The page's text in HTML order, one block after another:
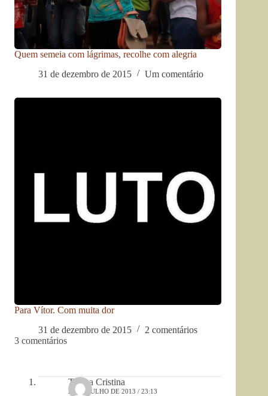
Quem semeia com lágrimas, recolhe com alegria
31 de dezembro de 2015
Um comentário
Para Vítor. Com muita dor
31 de dezembro de 2015
2 comentários
3 comentários
Tereza Cristina
29 DE JULHO DE 2013 / 23:13